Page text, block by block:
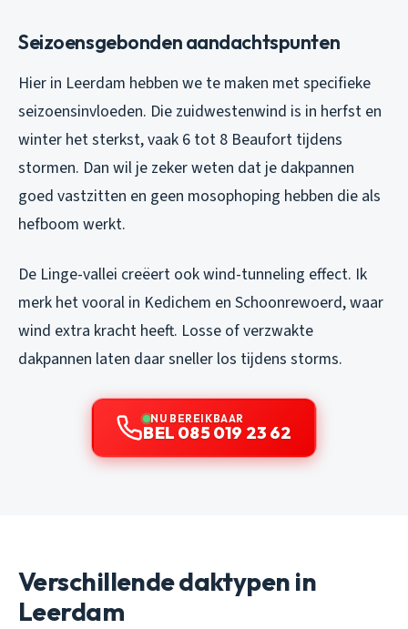
Seizoensgebonden aandachtspunten
Hier in Leerdam hebben we te maken met specifieke
seizoensinvloeden. Die zuidwestenwind is in herfst en
winter het sterkst, vaak 6 tot 8 Beaufort tijdens
stormen. Dan wil je zeker weten dat je dakpannen
goed vastzitten en geen mosophoping hebben die als
hefboom werkt.
De Linge-vallei creëert ook wind-tunneling effect. Ik
merk het vooral in Kedichem en Schoonrewoerd, waar
wind extra kracht heeft. Losse of verzwakte
dakpannen laten daar sneller los tijdens storms.
NU BEREIKBAAR
BEL 085 019 23 62
Verschillende daktypen in
Leerdam